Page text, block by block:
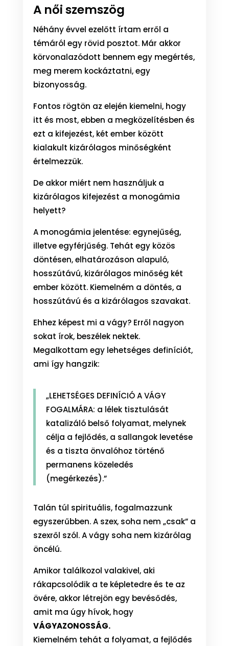
A női szemszög
Néhány évvel ezelőtt írtam erről a
témáról egy rövid posztot. Már akkor
körvonalazódott bennem egy megértés,
meg merem kockáztatni, egy
bizonyosság.
Fontos rögtön az elején kiemelni, hogy
itt és most, ebben a megközelítésben és
ezt a kifejezést, két ember között
kialakult kizárólagos minőségként
értelmezzük.
De akkor miért nem használjuk a
kizárólagos kifejezést a monogámia
helyett?
A monogámia jelentése: egynejűség,
illetve egyférjűség. Tehát egy közös
döntésen, elhatározáson alapuló,
hosszútávú, kizárólagos minőség két
ember között. Kiemelném a döntés, a
hosszútávú és a kizárólagos szavakat.
Ehhez képest mi a vágy? Erről nagyon
sokat írok, beszélek nektek.
Megalkottam egy lehetséges definíciót,
ami így hangzik:
„LEHETSÉGES DEFINÍCIÓ A VÁGY
FOGALMÁRA: a lélek tisztulását
katalizáló belső folyamat, melynek
célja a fejlődés, a sallangok levetése
és a tiszta önvalóhoz történő
permanens közeledés
(megérkezés).”
Talán túl spirituális, fogalmazzunk
egyszerűbben. A szex, soha nem „csak” a
szexről szól. A vágy soha nem kizárólag
öncélú.
Amikor találkozol valakivel, aki
rákapcsolódik a te képletedre és te az
övére, akkor létrejön egy bevésődés,
amit ma úgy hívok, hogy
VÁGYAZONOSSÁG.
Kiemelném tehát a folyamat, a fejlődés